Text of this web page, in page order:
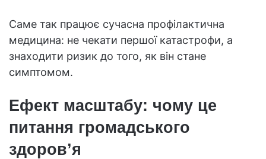
Саме так працює сучасна профілактична
медицина: не чекати першої катастрофи, а
знаходити ризик до того, як він стане
симптомом.
Ефект масштабу: чому це
питання громадського
здоров’я